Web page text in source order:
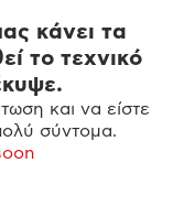
κάνει τα
το τεχνικό
και να είστε
σύντομα.